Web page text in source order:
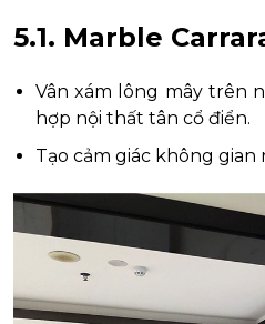
5.1. Marble
Vân xám lông mây trên
hợp nội thất tân cổ điển.
Tạo cảm giác không gian